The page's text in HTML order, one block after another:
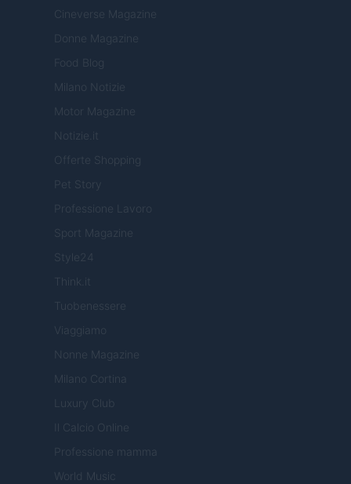
Cineverse Magazine
Donne Magazine
Food Blog
Milano Notizie
Motor Magazine
Notizie.it
Offerte Shopping
Pet Story
Professione Lavoro
Sport Magazine
Style24
Think.it
Tuobenessere
Viaggiamo
Nonne Magazine
Milano Cortina
Luxury Club
Il Calcio Online
Professione mamma
World Music